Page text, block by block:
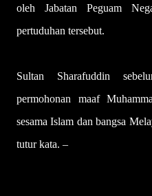
oleh Jabatan Peguam
pertuduhan tersebut.
Sultan Sharafuddin
permohonan maaf
sesama Islam dan bangsa
tutur kata. –